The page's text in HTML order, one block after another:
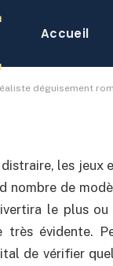
Accueil
déguisement
Aucun commentaire
les
de
le plus
très évidente.
de vérifier